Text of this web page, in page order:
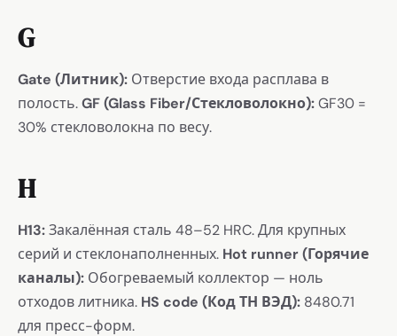
G
Gate (Литник): Отверстие входа расплава в
полость.GF (Glass Fiber/Стекловолокно):GF30 =
30% стекловолокна по весу.
H
H13:Закалённая сталь 48–52 HRC. Для крупных
серий и стеклонаполненных. Hot runner (Горячие
каналы): Обогреваемый коллектор — ноль
отходов литника. HS code (Код ТН ВЭД): 8480.71
для пресс-форм.